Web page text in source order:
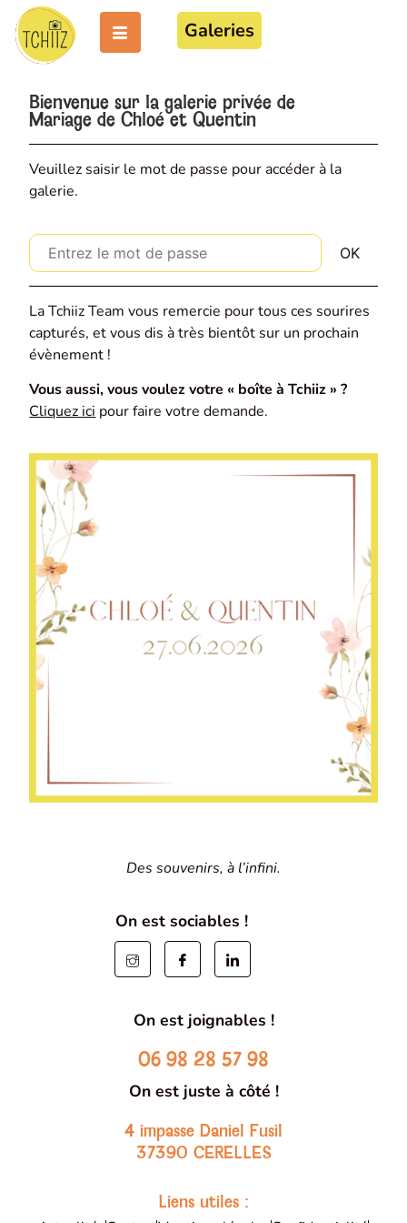
Galeries
Bienvenue sur la galerie privée de
Mariage de Chloé et Quentin
Veuillez saisir le mot de passe pour accéder à la
galerie.
La Tchiiz Team vous remercie pour tous ces sourires
capturés, et vous dis à très bientôt sur un prochain
évènement !
Vous aussi, vous voulez votre « boîte à Tchiiz » ?
Cliquez ici pour faire votre demande.
Des souvenirs, à l’infini.
On est sociables !
On est joignables !
06 98 28 57 98
On est juste à côté !
4 impasse Daniel Fusil
37390 CERELLES
Liens utiles :